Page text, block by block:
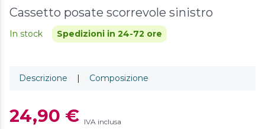
Cassetto posate scorrevole sinistro
In stock Spedizioni in 24-72 ore
Descrizione | Composizione
24,90 € IVA inclusa